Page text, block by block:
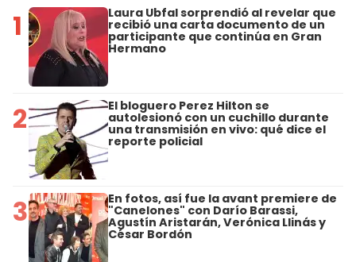
1 Laura Ubfal sorprendió al revelar que
recibió una carta documento de un
participante que continúa en Gran
Hermano
2 El bloguero Perez Hilton se
autolesionó con un cuchillo durante
una transmisión en vivo: qué dice el
reporte policial
3 En fotos, así fue la avant premiere de
"Canelones" con Darío Barassi,
Agustín Aristarán, Verónica Llinás y
César Bordón